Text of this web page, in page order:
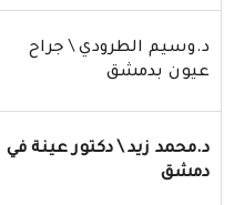
د.وسيم الطرودي \ جراح
عيون بدمشق
د.محمد زيد \ دكتور عينة في
دمشق